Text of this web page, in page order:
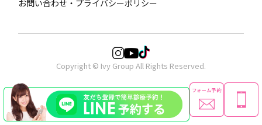
お問い合わせ・プライバシーポリシー
Copyright © Ivy Group All Rights Reserved.